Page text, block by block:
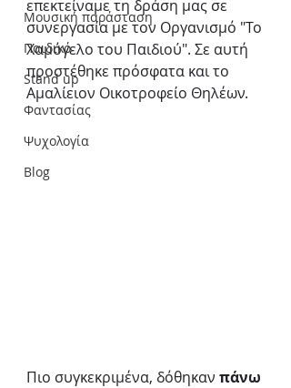
Μουσική παράσταση
Παιδικό
Stand up
Φαντασίας
Ψυχολογία
Blog
επεκτείναμε τη δράση μας σε
συνεργασία με τον Οργανισμό "Το
Χαμόγελο του Παιδιού". Σε αυτή
προστέθηκε πρόσφατα και το
Αμαλίειον Οικοτροφείο Θηλέων.
Πιο συγκεκριμένα, δόθηκαν πάνω